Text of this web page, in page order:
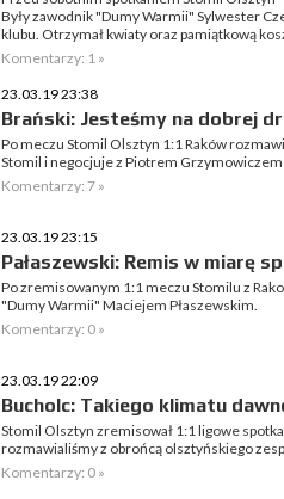
Były zawodnik "Dumy Warmii" Sylwester
klubu. Otrzymał kwiaty oraz pamiątkową
Komentarzy: 1 »
23.03.19 23:38
Brański: Jesteśmy na dobrej
Po meczu Stomil Olsztyn 1:1 Raków
Stomil i negocjuje z Piotrem
Komentarzy: 7 »
23.03.19 23:15
Pałaszewski: Remis w miarę
Po zremisowanym 1:1 meczu Stomilu z
"Dumy Warmii" Maciejem Płaszewskim.
Komentarzy: 0 »
23.03.19 22:09
Bucholc: Takiego klimatu
Stomil Olsztyn zremisował 1:1 ligowe
rozmawialiśmy z obrońcą olsztyńskiego
Komentarzy: 0 »